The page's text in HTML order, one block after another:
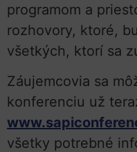
programom a
rozhovory, ktoré,
všetkých, ktorí sa
Záujemcovia sa
konferenciu už
všetky potrebné